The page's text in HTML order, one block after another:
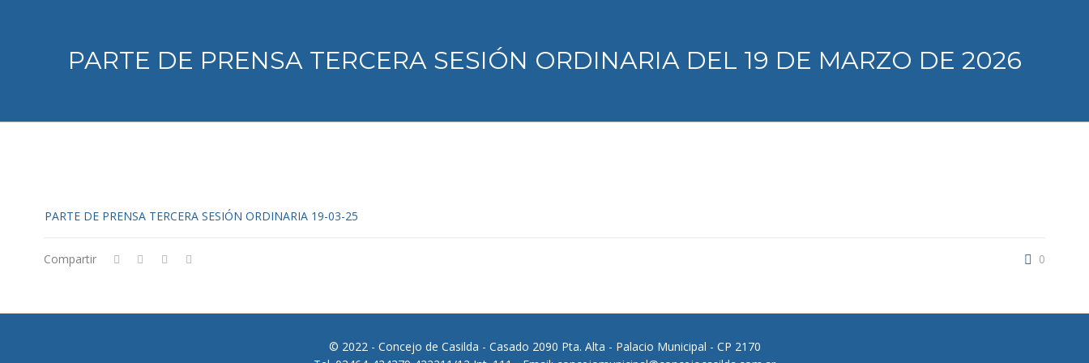
PARTE DE PRENSA TERCERA SESIÓN ORDINARIA DEL 19 DE MARZO DE 2026
PARTE DE PRENSA TERCERA SESIÓN ORDINARIA 19-03-25
Compartir 0
© 2022 - Concejo de Casilda - Casado 2090 Pta. Alta - Palacio Municipal - CP 2170